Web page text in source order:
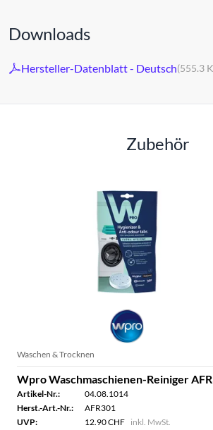
Downloads
Hersteller-Datenblatt - Deutsch(555.3
Zubehör
Waschen & Trocknen
Wpro Waschmaschienen-Reiniger
Artikel-Nr.:
04.08.1014
Herst.-Art.-Nr.:
AFR301
UVP:
12.90 CHF inkl. MwSt.